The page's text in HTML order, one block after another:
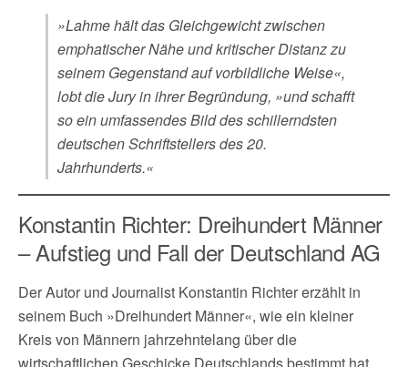
»Lahme hält das Gleichgewicht zwischen
emphatischer Nähe und kritischer Distanz zu
seinem Gegenstand auf vorbildliche Weise«,
lobt die Jury in ihrer Begründung, »und schafft
so ein umfassendes Bild des schillerndsten
deutschen Schriftstellers des 20.
Jahrhunderts.«
Konstantin Richter: Dreihundert Männer
– Aufstieg und Fall der Deutschland AG
Der Autor und Journalist Konstantin Richter erzählt in
seinem Buch »Dreihundert Männer«, wie ein kleiner
Kreis von Männern jahrzehntelang über die